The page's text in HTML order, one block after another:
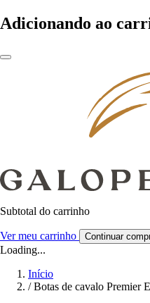
Adicionando ao
Subtotal do carrinho
Ver meu carrinho Continuar
Loading...
Início
/ Botas de cavalo Premier